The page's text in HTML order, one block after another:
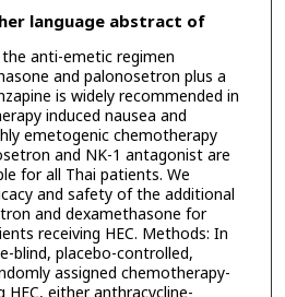
language abstract of
anti-emetic regimen
and palonosetron plus a
is widely recommended in
induced nausea and
emetogenic chemotherapy
and NK-1 antagonist are
for all Thai patients. We
and safety of the additional
and dexamethasone for
receiving HEC. Methods: In
blind, placebo-controlled,
assigned chemotherapy-